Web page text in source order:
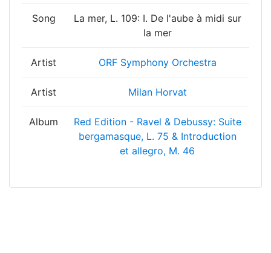
Song
La mer, L. 109: I. De l'aube à midi sur
la mer
Artist ORF Symphony Orchestra
Artist Milan Horvat
Album
Red Edition - Ravel & Debussy: Suite
bergamasque, L. 75 & Introduction
et allegro, M. 46